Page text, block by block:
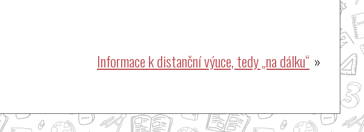
Informace k distanční výuce, tedy „na dálku“